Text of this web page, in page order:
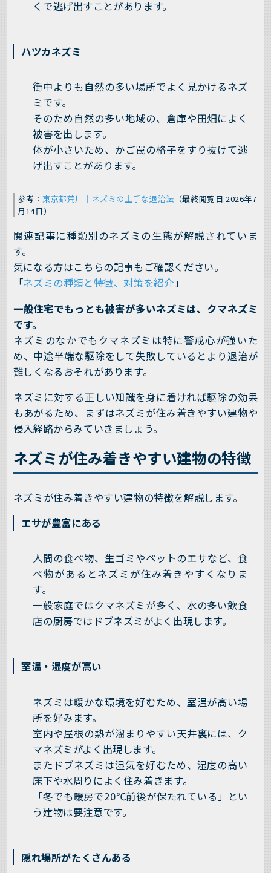
くで逃げ出すことがあります。
ハツカネズミ
街中よりも自然の多い場所でよく見かけるネズ
ミです。
そのため自然の多い地域の、倉庫や田畑によく
被害を出します。
体が小さいため、かご罠の格子をすり抜けて逃
げ出すことがあります。
参考： 東京都荒川｜ネズミの上手な退治法 （最終閲覧日:2026年7
月14日）
関連記事に種類別のネズミの生態が解説されていま
す。
気になる方はこちらの記事もご確認ください。
「ネズミの種類と特徴、対策を紹介」
一般住宅でもっとも被害が多いネズミは、クマネズミ
です。
ネズミのなかでもクマネズミは特に警戒心が強いた
め、中途半端な駆除をして失敗しているとより退治が
難しくなるおそれがあります。
ネズミに対する正しい知識を身に着ければ駆除の効果
もあがるため、まずはネズミが住み着きやすい建物や
侵入経路からみていきましょう。
ネズミが住み着きやすい建物の特徴
ネズミが住み着きやすい建物の特徴を解説します。
エサが豊富にある
人間の食べ物、生ゴミやペットのエサなど、食
べ物があるとネズミが住み着きやすくなりま
す。
一般家庭ではクマネズミが多く、水の多い飲食
店の厨房ではドブネズミがよく出現します。
室温・湿度が高い
ネズミは暖かな環境を好むため、室温が高い場
所を好みます。
室内や屋根の熱が溜まりやすい天井裏には、ク
マネズミがよく出現します。
またドブネズミは湿気を好むため、湿度の高い
床下や水周りによく住み着きます。
「冬でも暖房で20℃前後が保たれている」とい
う建物は要注意です。
隠れ場所がたくさんある